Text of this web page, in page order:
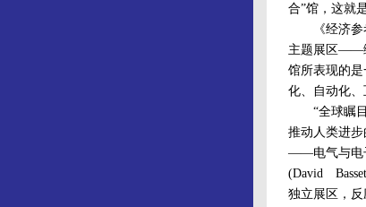
合”馆，这就
《经济参考
主题展区——
馆所表现的
化、自动化、
“全球瞩目
推动人类进
——电气与电
(David
独立展区，